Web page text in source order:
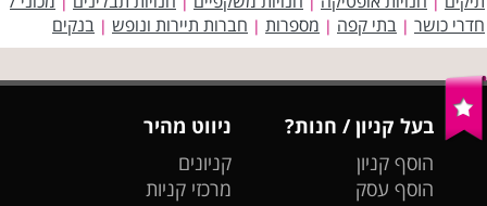
חדרי כושר | בתי קפה | מספרות | חברות תיירות ונופש | בנקים
בעל קניון / חנות?
הוסף קניון
הוסף עסק
ניווט מהיר
קניונים
מרכזי קניות